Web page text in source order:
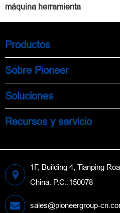
máquina herramienta
Productos
Sobre Pioneer
Soluciones
Recursos y servicio
1F, Building 4, Tianping
China. P.C.:150078
sales@pioneergroup-